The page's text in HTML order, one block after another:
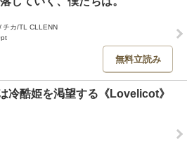
カ/TL CLLENN
無料立読み
冷酷姫を渇望する《Lovelicot》